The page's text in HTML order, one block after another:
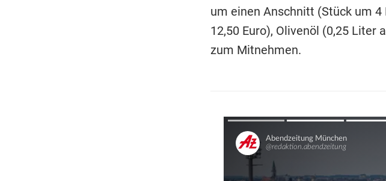
um einen Anschnitt (Stück um 4
12,50 Euro), Olivenöl (0,25 Liter
zum Mitnehmen.